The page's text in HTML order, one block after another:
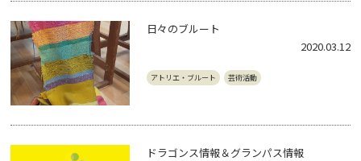
日々のブルート
2020.03.12
アトリエ・ブルート 芸術活動
ドラゴンス情報＆グランパス情報